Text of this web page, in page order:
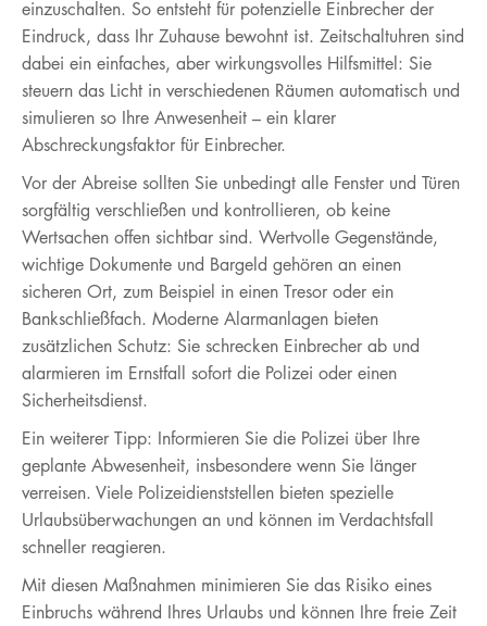
einzuschalten. So entsteht für potenzielle Einbrecher der
Eindruck, dass Ihr Zuhause bewohnt ist. Zeitschaltuhren sind
dabei ein einfaches, aber wirkungsvolles Hilfsmittel: Sie
steuern das Licht in verschiedenen Räumen automatisch und
simulieren so Ihre Anwesenheit – ein klarer
Abschreckungsfaktor für Einbrecher.
Vor der Abreise sollten Sie unbedingt alle Fenster und Türen
sorgfältig verschließen und kontrollieren, ob keine
Wertsachen offen sichtbar sind. Wertvolle Gegenstände,
wichtige Dokumente und Bargeld gehören an einen
sicheren Ort, zum Beispiel in einen Tresor oder ein
Bankschließfach. Moderne Alarmanlagen bieten
zusätzlichen Schutz: Sie schrecken Einbrecher ab und
alarmieren im Ernstfall sofort die Polizei oder einen
Sicherheitsdienst.
Ein weiterer Tipp: Informieren Sie die Polizei über Ihre
geplante Abwesenheit, insbesondere wenn Sie länger
verreisen. Viele Polizeidienststellen bieten spezielle
Urlaubsüberwachungen an und können im Verdachtsfall
schneller reagieren.
Mit diesen Maßnahmen minimieren Sie das Risiko eines
Einbruchs während Ihres Urlaubs und können Ihre freie Zeit